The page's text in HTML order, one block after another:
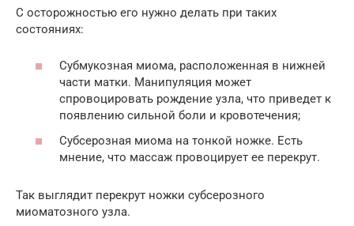
С осторожностью его нужно делать при таких
состояниях:
Субмукозная миома, расположенная в нижней
части матки. Манипуляция может
спровоцировать рождение узла, что приведет к
появлению сильной боли и кровотечения;
Субсерозная миома на тонкой ножке. Есть
мнение, что массаж провоцирует ее перекрут.
Так выглядит перекрут ножки субсерозного
миоматозного узла.